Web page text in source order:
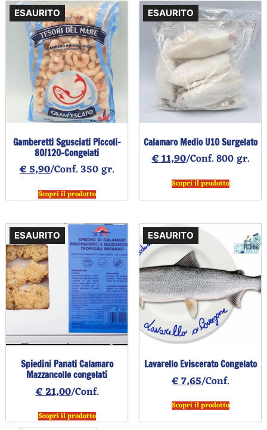
ESAURITO
Gamberetti Sgusciati Piccoli-
80/120-Congelati
€5,90/Conf. 350 gr.
Scopri il prodotto
ESAURITO
Calamaro Medio U10 Surgelato
€11,90/Conf. 800 gr.
Scopri il prodotto
ESAURITO
Spiedini Panati Calamaro
Mazzancolle congelati
€21,00/Conf.
Scopri il prodotto
ESAURITO
Lavarello Eviscerato Congelato
€7,65/Conf.
Scopri il prodotto